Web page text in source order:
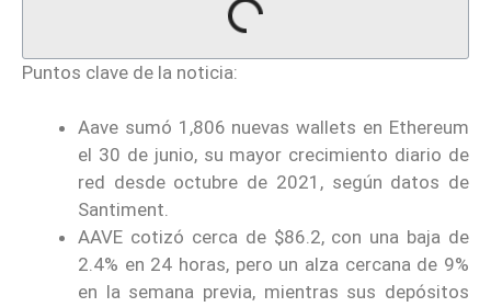
Puntos clave de la noticia:
Aave sumó 1,806 nuevas wallets en Ethereum
el 30 de junio, su mayor crecimiento diario de
red desde octubre de 2021, según datos de
Santiment.
AAVE cotizó cerca de $86.2, con una baja de
2.4% en 24 horas, pero un alza cercana de 9%
en la semana previa, mientras sus depósitos